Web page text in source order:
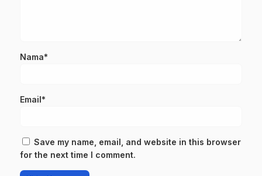
Nama*
Email*
Save my name, email, and website in this browser
for the next time I comment.